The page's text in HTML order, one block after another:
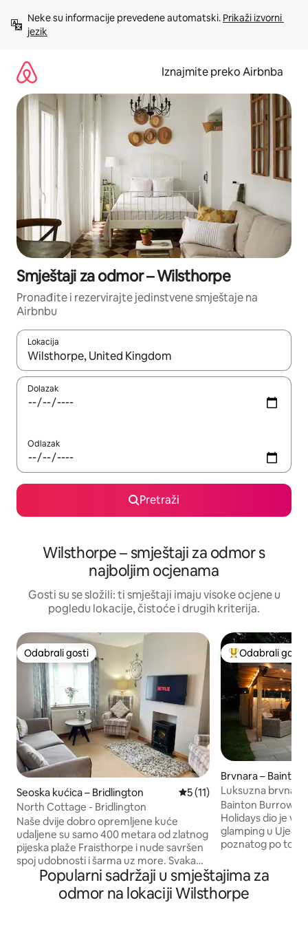
sadržaj
Neke su informacije prevedene automatski. Prikaži izvorni
jezik
Iznajmite preko Airbnba
Smještaji za odmor – Wilsthorpe
Pronađite i rezervirajte jedinstvene smještaje na
Airbnbu
Lokacija
Kada budu dostupni rezultati, moći ćete ih pregledati
Dolazak
Odlazak
Pretraži
Wilsthorpe – smještaji za odmor s
najboljim ocjenama
Gosti su se složili: ti smještaji imaju visoke ocjene u
pogledu lokacije, čistoće i drugih kriterija.
Odabrali gosti
Odabrali gosti
Seoska kućica – Bridlington Prosječna ocjena: 5/5,
5 (11)
North Cottage - Bridlington
Naše dvije dobro opremljene kuće
udaljene su samo 400 metara od zlatnog
pijeska plaže Fraisthorpe i nude savršen
spoj udobnosti i šarma uz more. Svaka
ima tri prostrane spavaće sobe, idealne
za obitelji. U unutrašnjosti se nalazi veliki
dnevni boravak za opuštanje, prostrani
Među najviše
Odabrali gosti
Brvnara –
Yorkshire
Luksuzna
kadom na drva
Bainton Burrows
Holidays dio je
glamping u
poznatog po
prekrasnoj prirodi”. Smještene u
mirnog sela
naše drvene
Popularni sadržaji u smještajima za
odmor na lokaciji Wilsthorpe